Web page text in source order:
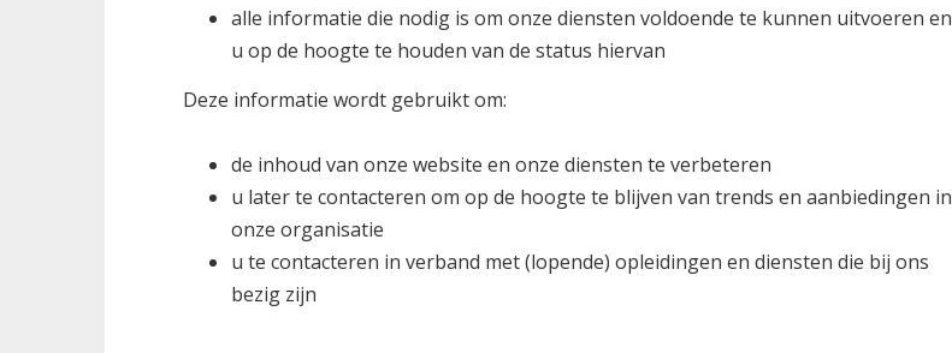
alle informatie die nodig is om onze diensten voldoende te kunnen uitvoeren en
u op de hoogte te houden van de status hiervan
Deze informatie wordt gebruikt om:
de inhoud van onze website en onze diensten te verbeteren
u later te contacteren om op de hoogte te blijven van trends en aanbiedingen in
onze organisatie
u te contacteren in verband met (lopende) opleidingen en diensten die bij ons
bezig zijn